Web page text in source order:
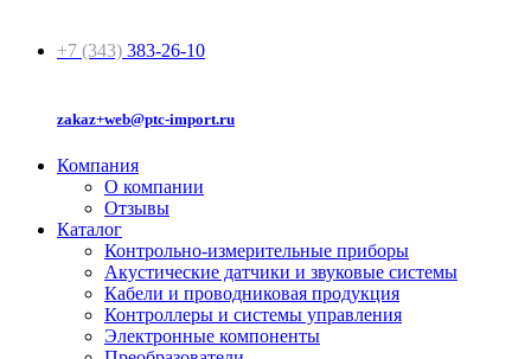
+7 (343) 383-26-10
zakaz+web@ptc-import.ru
Компания
О компании
Отзывы
Каталог
Контрольно-измерительные приборы
Акустические датчики и звуковые системы
Кабели и проводниковая продукция
Контроллеры и системы управления
Электронные компоненты